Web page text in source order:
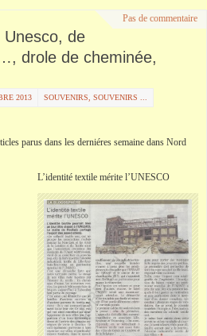
Pas de commentaire
Unesco, de
drole de cheminée,
2013 SOUVENIRS, SOUVENIRS ...
parus dans les derniéres semaine dans Nord
L’identité textile mérite l’UNESCO